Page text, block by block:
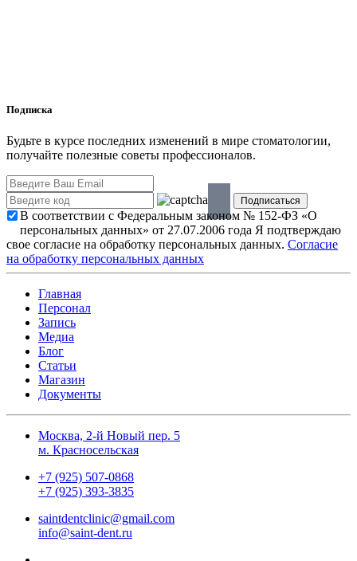
Подписка
Будьте в курсе последних изменений в мире стоматологии,
получайте полезные советы профессионалов.
В соответствии с Федеральным законом № 152-ФЗ «О
персональных данных» от 27.07.2006 года Я подтверждаю
свое согласие на обработку персональных данных. Согласие
на обработку персональных данных
Главная
Персонал
Запись
Медиа
Блог
Статьи
Магазин
Документы
Москва, 2-й Новый пер. 5
м. Красносельская
+7 (925) 507-0868
+7 (925) 393-3835
saintdentclinic@gmail.com
info@saint-dent.ru